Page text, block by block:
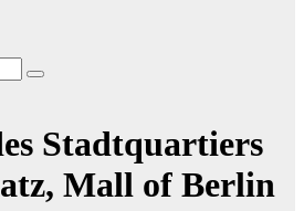
Stadtquartiers
Mall of Berlin